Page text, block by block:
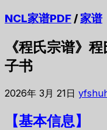
NCL家谱PDF/家谱
《程氏宗谱》
子书
2026年 3月 21日
【基本信息】